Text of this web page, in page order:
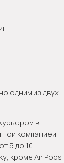
одним из двух
в
компанией
5 до 10
кроме Air Pods